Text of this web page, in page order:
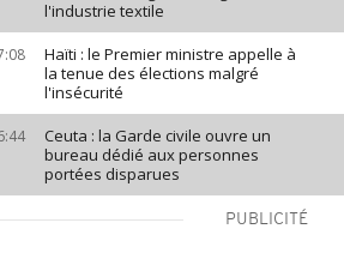
l'industrie textile
Haïti : le Premier ministre appelle à
la tenue des élections malgré
l'insécurité
Ceuta : la Garde civile ouvre un
bureau dédié aux personnes
portées disparues
PUBLICITÉ